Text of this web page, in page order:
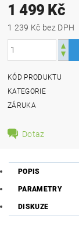
1 499 Kč
1 239 Kč bez DPH
KÓD PRODUKTU
KATEGORIE
ZÁRUKA
Dotaz
POPIS
PARAMETRY
DISKUZE